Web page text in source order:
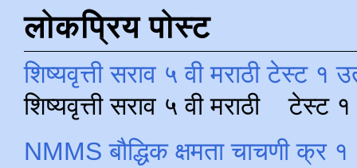
लोकप्रिय पोस्ट
शिष्यवृत्ती सराव ५ वी मराठी टेस्ट १
शिष्यवृत्ती सराव ५ वी मराठी टेस्ट
NMMS बौद्धिक क्षमता चाचणी क्र